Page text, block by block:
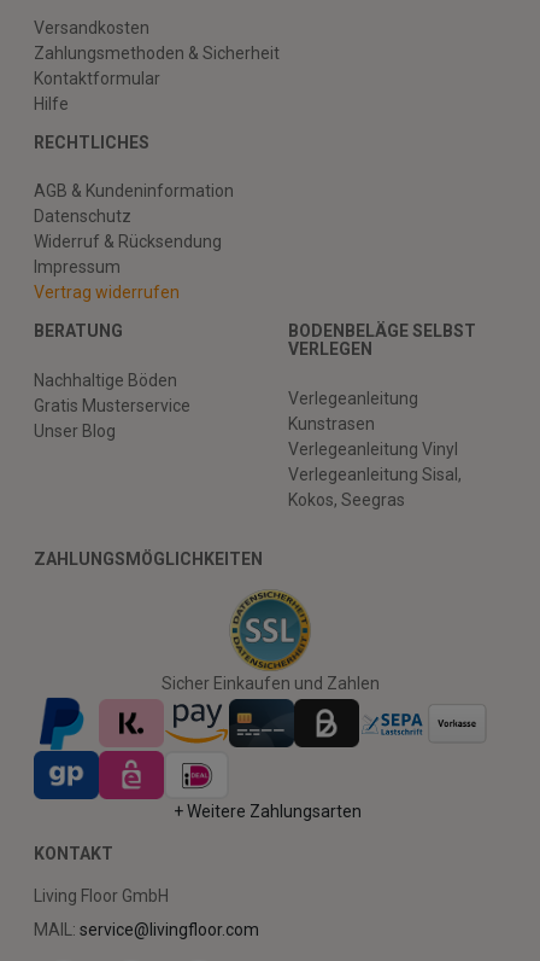
Versandkosten
Zahlungsmethoden & Sicherheit
Kontaktformular
Hilfe
RECHTLICHES
AGB & Kundeninformation
Datenschutz
Widerruf & Rücksendung
Impressum
Vertrag widerrufen
BERATUNG
Nachhaltige Böden
Gratis Musterservice
Unser Blog
BODENBELÄGE SELBST
VERLEGEN
Verlegeanleitung
Kunstrasen
Verlegeanleitung Vinyl
Verlegeanleitung Sisal,
Kokos, Seegras
ZAHLUNGSMÖGLICHKEITEN
Sicher Einkaufen und Zahlen
+ Weitere Zahlungsarten
KONTAKT
Living Floor GmbH
MAIL: service@livingfloor.com